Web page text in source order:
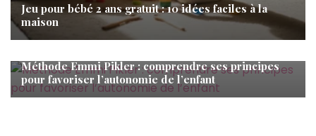
Jeu pour bébé 2 ans gratuit : 10 idées faciles à la
maison
Bébé
Méthode Emmi Pikler : comprendre ses principes
pour favoriser l’autonomie de l’enfant